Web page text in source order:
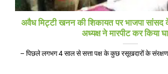
अवैध मिट्टी खनन की शिकायत पर भाजपा सांसद
अध्यक्ष ने मारपीट कर किया
– पिछले लगभग 4 साल से सत्ता पक्ष के कुछ रसूखदारों के